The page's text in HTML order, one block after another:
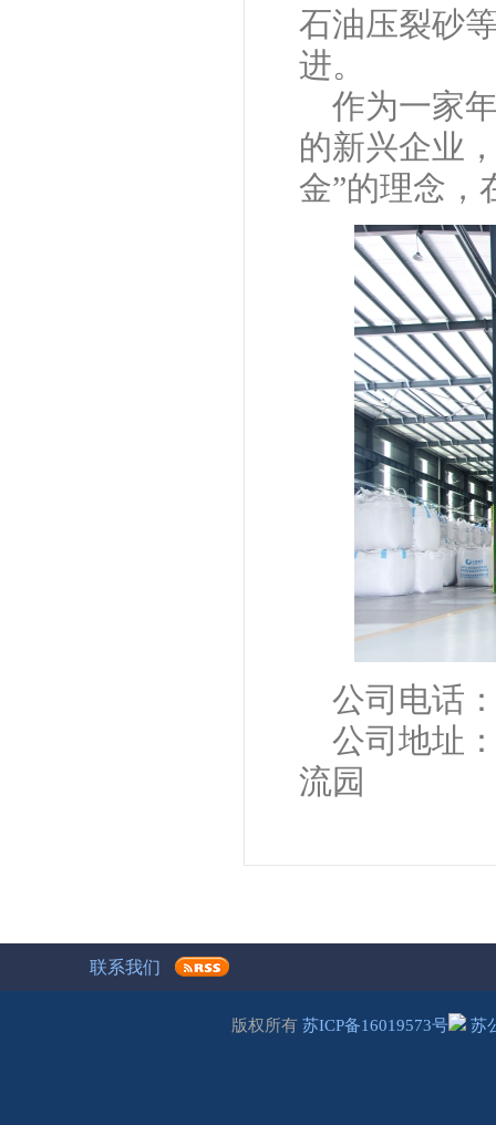
石油压裂砂
进。
作为一家
的新兴企业
金”的理念，
公司电话
公司地址
流园
联系我们
版权所有 苏ICP备16019573号 苏